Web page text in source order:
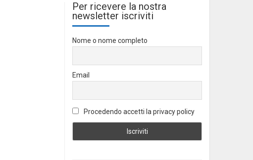
Per ricevere la nostra
newsletter iscriviti
Nome o nome completo
Email
Procedendo accetti la privacy policy